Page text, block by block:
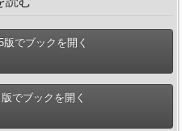
版でブックを開く
でブックを開く